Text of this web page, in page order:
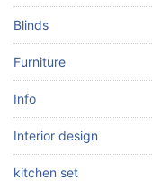
Blinds
Furniture
Info
Interior design
kitchen set